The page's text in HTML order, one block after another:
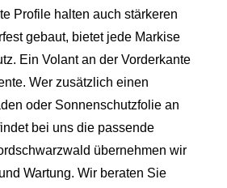
Profile halten auch stärkeren
gebaut, bietet jede Markise
Ein Volant an der Vorderkante
Wer zusätzlich einen
oder Sonnenschutzfolie an
bei uns die passende
übernehmen wir
Wartung. Wir beraten Sie